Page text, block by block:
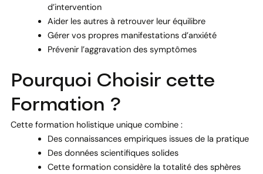
d’intervention
Aider les autres à retrouver leur équilibre
Gérer vos propres manifestations d’anxiété
Prévenir l’aggravation des symptômes
Pourquoi Choisir cette
Formation ?
Cette formation holistique unique combine :
Des connaissances empiriques issues de la pratique
Des données scientifiques solides
Cette formation considère la totalité des sphères